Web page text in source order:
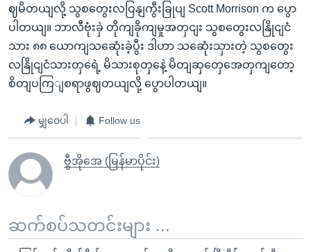
ဈမိတယျလို့ သွစတွေးလဝြနျကွီးခြုပျ Scott Morrison က ပွော
ပါတယျ။ ဘာလီဗုံးခှဲ တိုကျခိုကျမှုအတှငျး သွစတွေးလနြိုငျငံ
သား ၈၈ ယောကျသဆေုံးခဲ့ပွီး ဒါဟာ သဆေုံးသှားတဲ့ သွစတွေး
လနြိုငျငံသားတှရေဲ့ မိသားစုတှနေဲ့ မိတျဆှတှေအေတှကျတော့
စိတျပကြျစရာဖွဈတယျလို့ ပွောပါတယျ။
မျှဝေပါ Follow us
ဗွီအိုအေ (မြန်မာပိုင်း)
ဆက်စပ်သတင်းများ ...